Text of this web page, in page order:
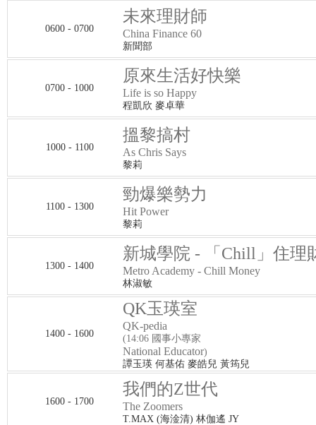
0600 - 0700
未來理財師
China Finance 60
新聞部
0700 - 1000
原來生活好快樂
Life is so Happy
程凱欣 麥卓華
1000 - 1100
搵黎搞村
As Chris Says
黎莉
1100 - 1300
勁爆樂勢力
Hit Power
黎莉
1300 - 1400
新城學院 - 「Chill」住理
Metro Academy - Chill Money
林淑敏
1400 - 1600
QK玉瑛室
QK-pedia
(14:06 國事小專家
National Educator)
譚玉瑛 何基佑 麥皓兒 黃筠兒
1600 - 1700
我們的Z世代
The Zoomers
T.MAX (海淦清) 林伽遙 JY